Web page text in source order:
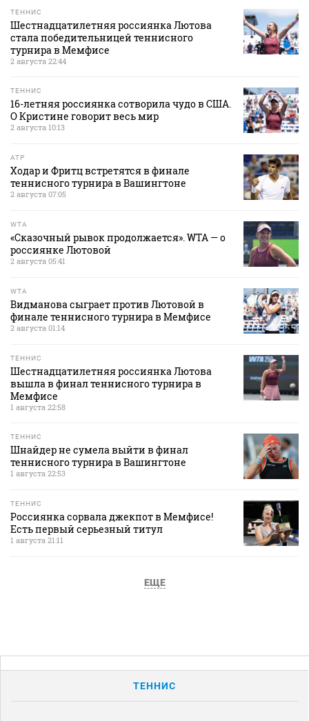
ТЕННИС
Шестнадцатилетняя россиянка Лютова
стала победительницей теннисного
турнира в Мемфисе
2 августа 22:44
ТЕННИС
16-летняя россиянка сотворила чудо в США.
О Кристине говорит весь мир
2 августа 10:13
ATP
Ходар и Фритц встретятся в финале
теннисного турнира в Вашингтоне
2 августа 07:05
WTA
«Сказочный рывок продолжается». WTA — о
россиянке Лютовой
2 августа 05:41
WTA
Видманова сыграет против Лютовой в
финале теннисного турнира в Мемфисе
2 августа 01:14
ТЕННИС
Шестнадцатилетняя россиянка Лютова
вышла в финал теннисного турнира в
Мемфисе
1 августа 22:58
ТЕННИС
Шнайдер не сумела выйти в финал
теннисного турнира в Вашингтоне
1 августа 22:53
ТЕННИС
Россиянка сорвала джекпот в Мемфисе!
Есть первый серьезный титул
1 августа 21:11
ЕЩЕ
ТЕННИС